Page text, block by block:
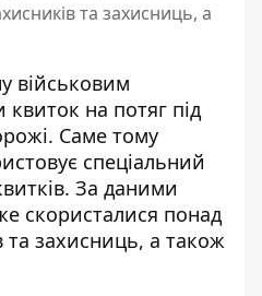
та захисниць, а
військовим
на потяг під
Саме тому
спеціальний
. За даними
скористалися понад
та захисниць, а також